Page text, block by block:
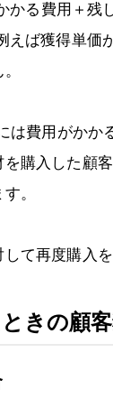
る費用＋残
ば獲得単価
は費用がか
購入した顧
。
て再度購入
きの顧